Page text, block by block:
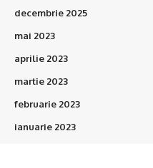
decembrie 2025
mai 2023
aprilie 2023
martie 2023
februarie 2023
ianuarie 2023